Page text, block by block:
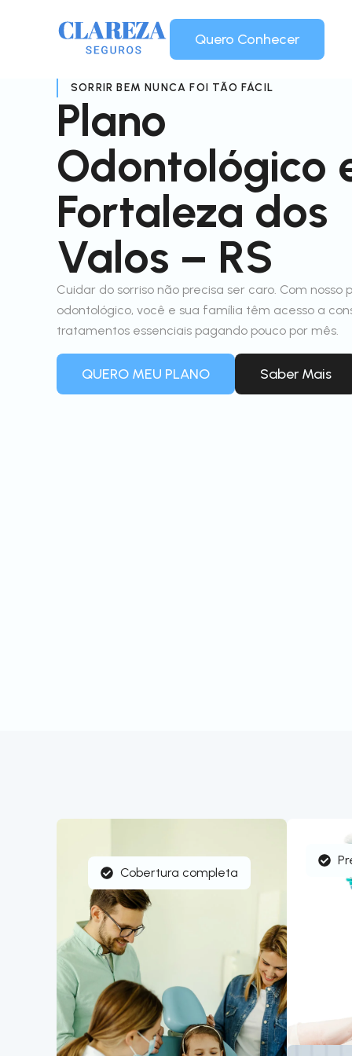
Quero Conhecer
SORRIR BEM NUNCA FOI TÃO FÁCIL
Plano
Odontológico
Fortaleza dos
Valos – RS
Cuidar do sorriso não precisa ser caro. Com nosso
odontológico, você e sua família têm acesso a
tratamentos essenciais pagando pouco por mês.
QUERO MEU PLANO Saber Mais
Cobertura completa